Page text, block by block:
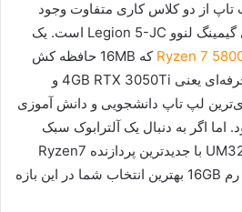
تاپ از دو کلاس کاری متفاوت وجود
دارد. اولین لپ تاپ از سری گیمینگ لنوو Legion 5-JC است. یک
Ryzen 7
که 16MB حافظه کش
دارد. و در کنار یک گرافیک حرفه‌ای یعنی 4GB RTX 3050Ti و
165 هرتز قوی‌ترین لپ تاپ دانشجویی و دانش آموزی
اگر به دنبال یک آلترابوک سبک
هستید. در این بازه UM325UA-A با جدیدترین پردازنده Ryzen7
5700U شرکت ای ام دی و رم 16GB بهترین انتخاب شما در این بازه